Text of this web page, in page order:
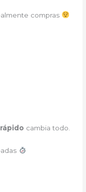
compras
cambia todo.